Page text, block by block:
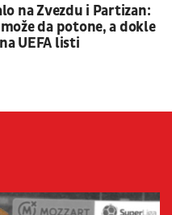
na Zvezdu i Partizan:
da potone, a dokle
UEFA listi